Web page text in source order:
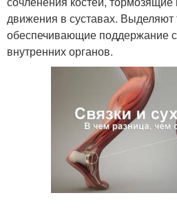
движения в суставах. Выделяют
обеспечивающие поддержание
внутренних органов.